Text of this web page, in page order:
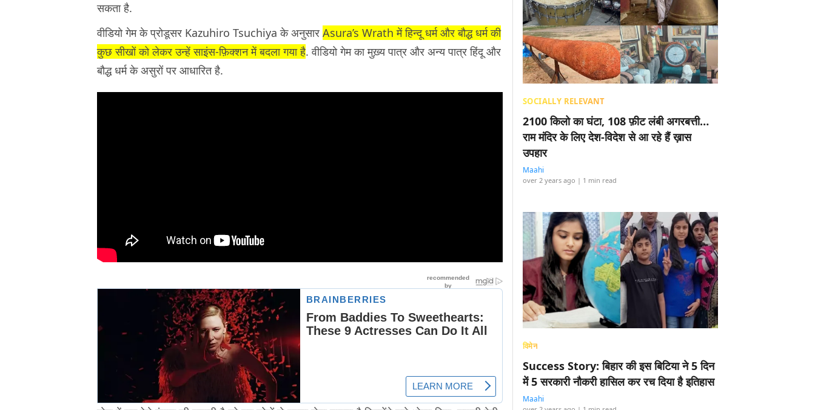
सकता है.
वीडियो गेम के प्रोडूसर Kazuhiro Tsuchiya के अनुसार Asura’s Wrath में हिन्दू धर्म और बौद्ध धर्म की
कुछ सीखों को लेकर उन्हें साइंस-फ़िक्शन में बदला गया है. वीडियो गेम का मुख़्य पात्र और अन्य पात्र हिंदू और
बौद्ध धर्म के असुरों पर आधारित है.
SOCIALLY RELEVANT
2100 किलो का घंटा, 108 फ़ीट लंबी अगरबत्ती…
राम मंदिर के लिए देश-विदेश से आ रहे हैं ख़ास
उपहार
Maahi
over 2 years ago | 1 min read
विमेन
Success Story: बिहार की इस बिटिया ने 5 दिन
में 5 सरकारी नौकरी हासिल कर रच दिया है इतिहास
Maahi